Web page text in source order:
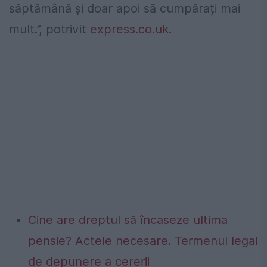
săptămână și doar apoi să cumpărați mai
mult.”, potrivit express.co.uk.
Cine are dreptul să încaseze ultima
pensie? Actele necesare. Termenul legal
de depunere a cererii